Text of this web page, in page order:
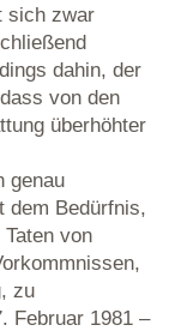
sich zwar
dahin, der
von den
überhöhter
genau
dem Bedürfnis,
von
zu
Februar 1981 –